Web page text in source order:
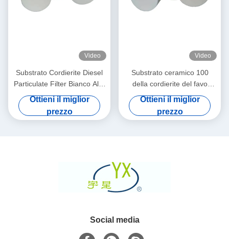
Video
Substrato Cordierite Diesel
Particulate Filter Bianco Alta
porosità
Ottieni il miglior
prezzo
Video
Substrato ceramico 100
della cordierite del favo
rotondo di Dpf una densità di
200 cellule di CPSI
Ottieni il miglior
prezzo
Social media